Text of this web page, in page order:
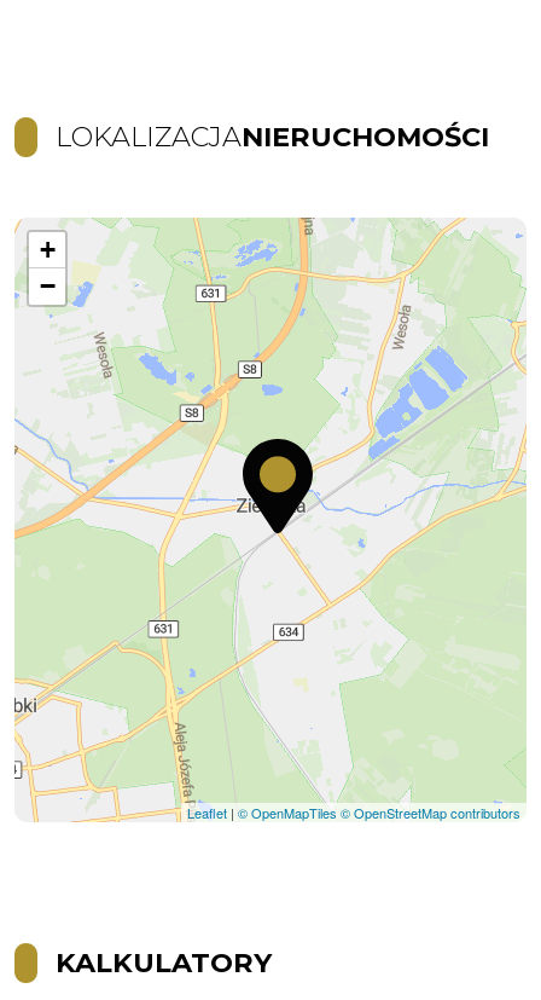
LOKALIZACJANIERUCHOMOŚCI
+
−
Leaflet | © OpenMapTiles © OpenStreetMap contributors
KALKULATORY